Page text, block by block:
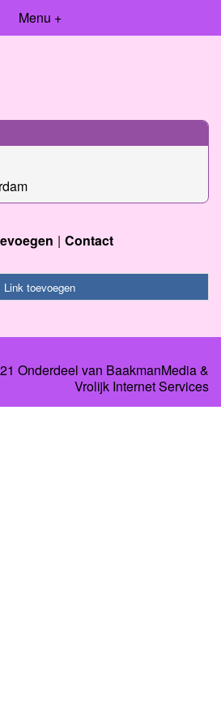
Menu +
Contact
Link toevoegen
Onderdeel van BaakmanMedia&
Vrolijk Internet Services